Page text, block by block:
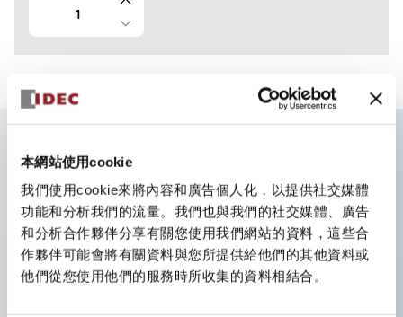
本網站使用cookie
我們使用cookie來將內容和廣告個人化，以提供社交媒體
功能和分析我們的流量。我們也與我們的社交媒體、廣告
和分析合作夥伴分享有關您使用我們網站的資料，這些合
作夥伴可能會將有關資料與您所提供給他們的其他資料或
他們從您使用他們的服務時所收集的資料相結合。
主要特點
適用於從民生到FA領域的廣泛用途
LED照明單元內置限流電阻和二極體
防護結構具備IP40和IP65等級。（IEC 60529）